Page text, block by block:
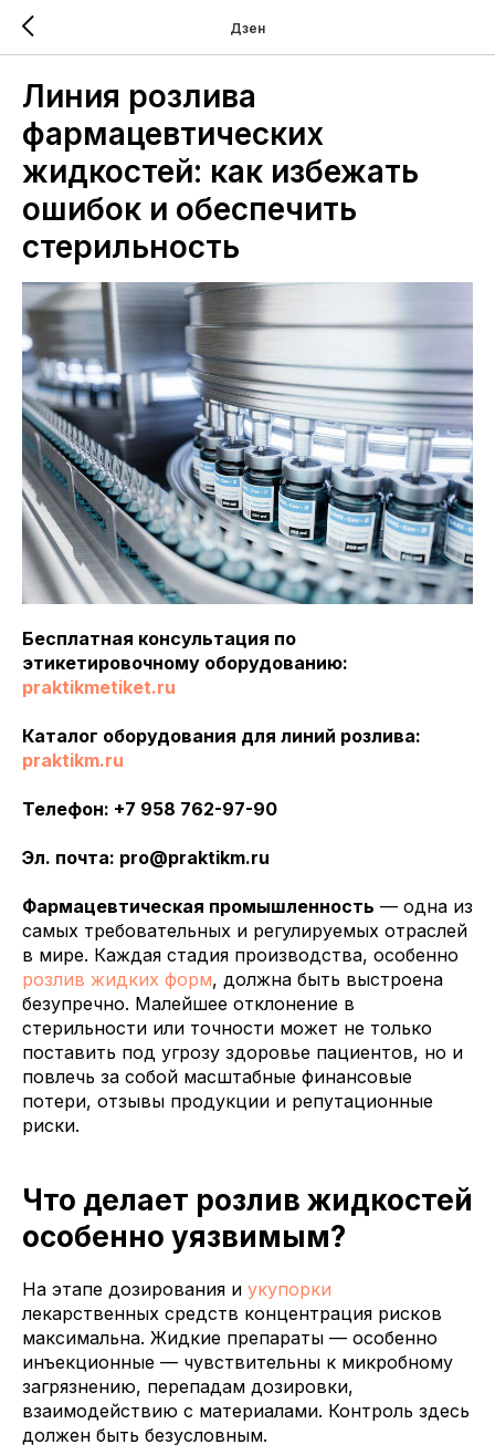
Дзен
Линия розлива
фармацевтических
жидкостей: как избежать
ошибок и обеспечить
стерильность
Бесплатная консультация по
этикетировочному оборудованию:
praktikmetiket.ru
Каталог оборудования для линий розлива:
praktikm.ru
Телефон: +7 958 762-97-90
Эл. почта: pro@praktikm.ru
Фармацевтическая промышленность — одна из
самых требовательных и регулируемых отраслей
в мире. Каждая стадия производства, особенно
розлив жидких форм, должна быть выстроена
безупречно. Малейшее отклонение в
стерильности или точности может не только
поставить под угрозу здоровье пациентов, но и
повлечь за собой масштабные финансовые
потери, отзывы продукции и репутационные
риски.
Что делает розлив жидкостей
особенно уязвимым?
На этапе дозирования и укупорки
лекарственных средств концентрация рисков
максимальна. Жидкие препараты — особенно
инъекционные — чувствительны к микробному
загрязнению, перепадам дозировки,
взаимодействию с материалами. Контроль здесь
должен быть безусловным.